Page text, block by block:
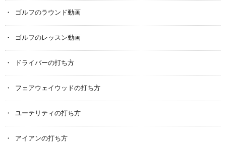
ゴルフのラウンド動画
ゴルフのレッスン動画
ドライバーの打ち方
フェアウェイウッドの打ち方
ユーテリティの打ち方
アイアンの打ち方